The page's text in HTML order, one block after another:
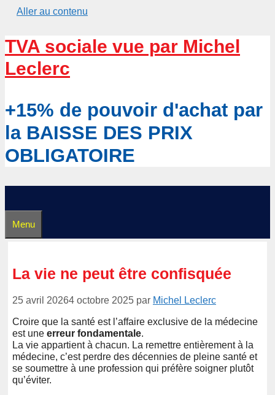
Aller au contenu
TVA sociale vue par Michel
Leclerc
+15% de pouvoir d'achat par
la BAISSE DES PRIX
OBLIGATOIRE
Menu
La vie ne peut être confisquée
25 avril 20264 octobre 2025 par Michel Leclerc
Croire que la santé est l’affaire exclusive de la médecine
est une erreur fondamentale.
La vie appartient à chacun. La remettre entièrement à la
médecine, c’est perdre des décennies de pleine santé et
se soumettre à une profession qui préfère soigner plutôt
qu’éviter.